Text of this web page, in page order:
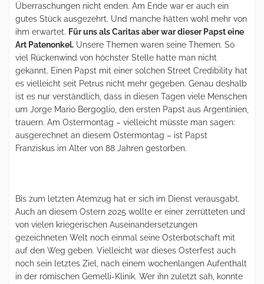
Überraschungen nicht enden. Am Ende war er auch ein
gutes Stück ausgezehrt. Und manche hätten wohl mehr von
ihm erwartet. Für uns als Caritas aber war dieser Papst eine
Art Patenonkel. Unsere Themen waren seine Themen. So
viel Rückenwind von höchster Stelle hatte man nicht
gekannt. Einen Papst mit einer solchen Street Credibility hat
es vielleicht seit Petrus nicht mehr gegeben. Genau deshalb
ist es nur verständlich, dass in diesen Tagen viele Menschen
um Jorge Mario Bergoglio, den ersten Papst aus Argentinien,
trauern. Am Ostermontag – vielleicht müsste man sagen:
ausgerechnet an diesem Ostermontag – ist Papst
Franziskus im Alter von 88 Jahren gestorben.
Bis zum letzten Atemzug hat er sich im Dienst verausgabt.
Auch an diesem Ostern 2025 wollte er einer zerrütteten und
von vielen kriegerischen Auseinandersetzungen
gezeichneten Welt noch einmal seine Osterbotschaft mit
auf den Weg geben. Vielleicht war dieses Osterfest auch
noch sein letztes Ziel, nach einem wochenlangen Aufenthalt
in der römischen Gemelli-Klinik. Wer ihn zuletzt sah, konnte